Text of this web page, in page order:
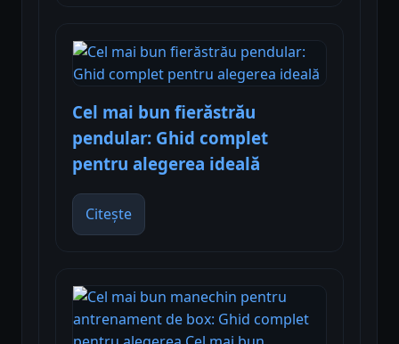
Cel mai bun fierăstrău
pendular: Ghid complet
pentru alegerea ideală
Citește